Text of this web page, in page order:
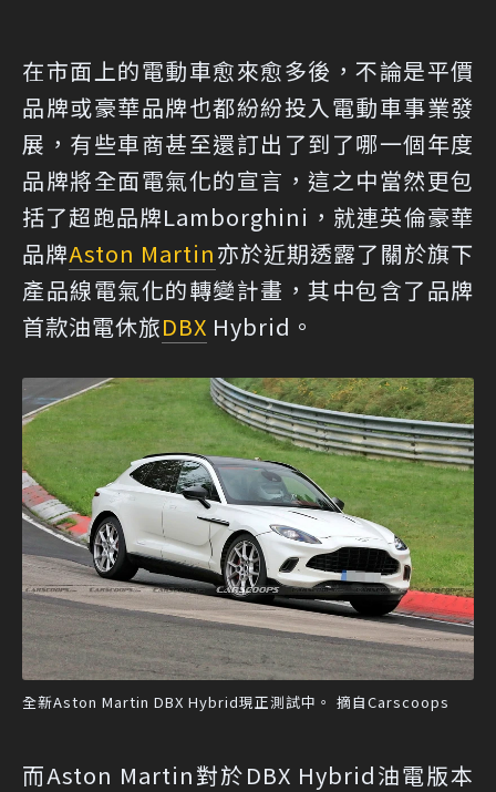
在市面上的電動車愈來愈多後，不論是平價
品牌或豪華品牌也都紛紛投入電動車事業發
展，有些車商甚至還訂出了到了哪一個年度
品牌將全面電氣化的宣言，這之中當然更包
括了超跑品牌Lamborghini，就連英倫豪華
品牌Aston Martin亦於近期透露了關於旗下
產品線電氣化的轉變計畫，其中包含了品牌
首款油電休旅DBX Hybrid。
全新Aston Martin DBX Hybrid現正測試中。 摘自Carscoops
而Aston Martin對於DBX Hybrid油電版本